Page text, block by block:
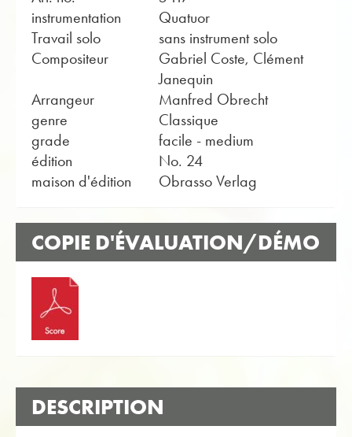
instrumentation
Quatuor
Travail solo
sans instrument solo
Compositeur
Gabriel Coste, Clément
Janequin
Arrangeur
Manfred Obrecht
genre
Classique
grade
facile - medium
édition
No. 24
maison d'édition
Obrasso Verlag
COPIE D'ÉVALUATION/DÉMO
DESCRIPTION